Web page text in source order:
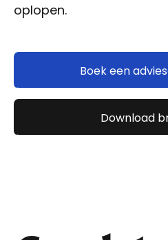
oplopen.
Boek een
Download